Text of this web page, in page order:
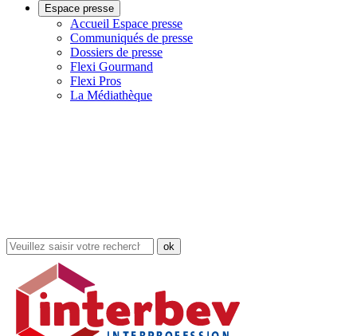
Espace presse
Accueil Espace presse
Communiqués de presse
Dossiers de presse
Flexi Gourmand
Flexi Pros
La Médiathèque
Rechercher
dans
site